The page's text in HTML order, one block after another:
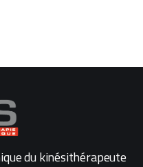
du kinésithérapeute